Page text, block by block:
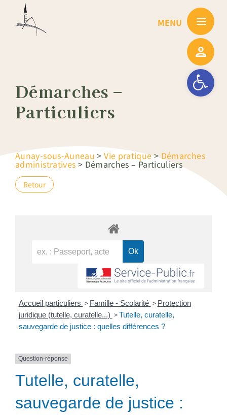
Ouvrir la
Démarches –
Particuliers
Aunay-sous-Auneau >Vie pratique>Démarches
administratives > Démarches – Particuliers
Retour
Accueil particuliers > Famille - Scolarité > Protection
juridique (tutelle, curatelle...) > Tutelle, curatelle,
sauvegarde de justice : quelles différences ?
Question-réponse
Tutelle, curatelle,
sauvegarde de justice :